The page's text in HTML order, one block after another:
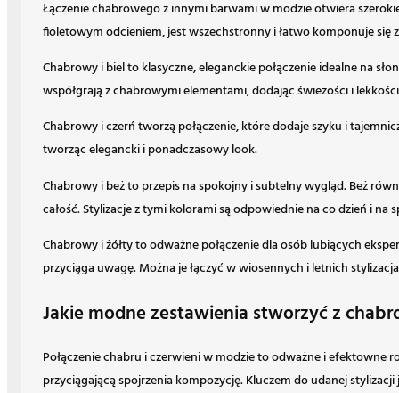
Łączenie chabrowego z innymi barwami w modzie otwiera
fioletowym odcieniem, jest wszechstronny i łatwo komponuje
Chabrowy i biel to klasyczne, eleganckie połączenie idealne na
współgrają z chabrowymi elementami, dodając świeżości i
Chabrowy i czerń tworzą połączenie, które dodaje szyku i
tworząc elegancki i ponadczasowy look.
Chabrowy i beż to przepis na spokojny i subtelny wygląd. Beż
całość. Stylizacje z tymi kolorami są odpowiednie na co dzień i na
Chabrowy i żółty to odważne połączenie dla osób lubiących
przyciąga uwagę. Można je łączyć w wiosennych i letnich
Jakie modne zestawienia stworzyć z
Połączenie chabru i czerwieni w modzie to odważne i efektowne
przyciągającą spojrzenia kompozycję. Kluczem do udanej